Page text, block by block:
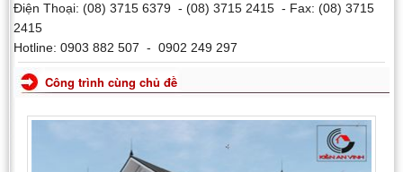
Điện Thoại: (08) 3715 6379 - (08) 3715 2415 - Fax: (08) 3715
2415
Hotline: 0903 882 507 - 0902 249 297
Công trình cùng chủ đề